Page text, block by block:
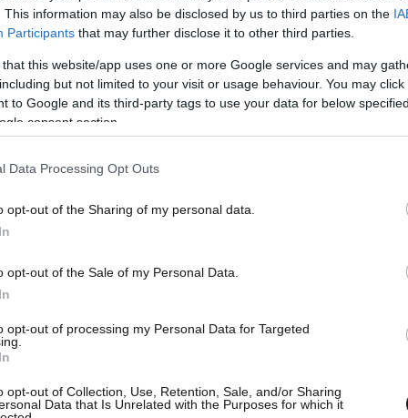
This information may also be disclosed by us to third parties on the
Participants that may further disclose it to other third parties.
that this website/app uses one or more Google services and may
but not limited to your visit or usage behaviour. You may
to Google and its third-party tags to use your data for below
consent section.
Data Processing Opt Outs
opt-out of the Sharing of my personal data.
opt-out of the Sale of my Personal Data.
opt-out of processing my Personal Data for Targeted
opt-out of Collection, Use, Retention, Sale, and/or Sharing
Data that Is Unrelated with the Purposes for which it
επεκτατισμό. Η δράση του ως
μοχλού πίεσης στον Φύρερ θα ήταν
περιστατικά, όπως το κάψιμο χιλιάδων
πολιτικά στιγμιότυπα που αποδίδονται
χειρισμούς.